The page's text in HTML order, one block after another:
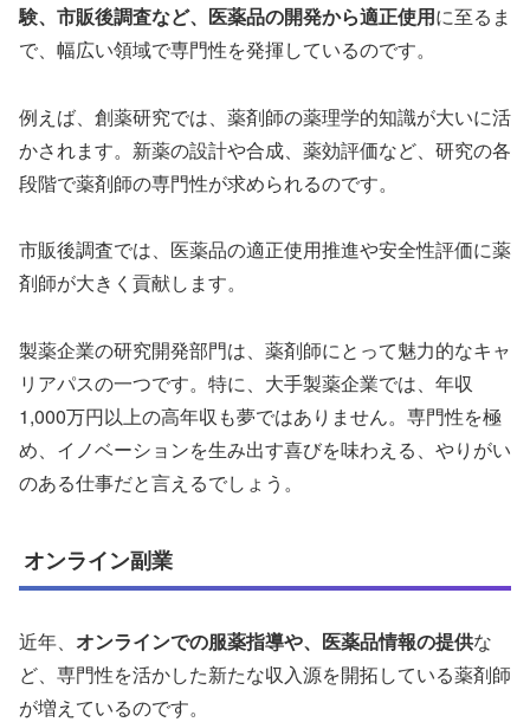
験、市販後調査など、医薬品の開発から適正使用に至るま
で、幅広い領域で専門性を発揮しているのです。
例えば、創薬研究では、薬剤師の薬理学的知識が大いに活
かされます。新薬の設計や合成、薬効評価など、研究の各
段階で薬剤師の専門性が求められるのです。
市販後調査では、医薬品の適正使用推進や安全性評価に薬
剤師が大きく貢献します。
製薬企業の研究開発部門は、薬剤師にとって魅力的なキャ
リアパスの一つです。特に、大手製薬企業では、年収
1,000万円以上の高年収も夢ではありません。専門性を極
め、イノベーションを生み出す喜びを味わえる、やりがい
のある仕事だと言えるでしょう。
オンライン副業
近年、 オンラインでの服薬指導や、医薬品情報の提供な
ど、専門性を活かした新たな収入源を開拓している薬剤師
が増えているのです。